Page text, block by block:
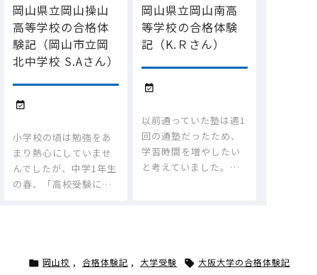
岡山県立岡山操山
高等学校の合格体
験記（岡山市立岡
北中学校 S.Aさん）

小学校の頃は勉強をあ
まり熱心にしていませ
んでしたが、中学1年生
の春、「高校受験に…
岡山県立岡山南高
等学校の合格体験
記（K.Ｒさん）

以前通っていた塾は週1
回の通塾だったため、
学習時間を増やしたい
と考えていました。…
 岡山校 , 合格体験記 , 大学受験  大阪大学の合格体験記